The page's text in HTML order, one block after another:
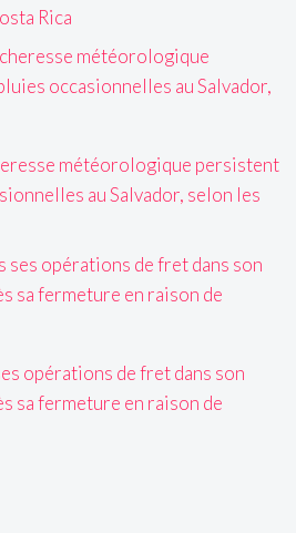
Rica
météorologique persistent
au Salvador, selon les
opérations de fret dans son
sa fermeture en raison de